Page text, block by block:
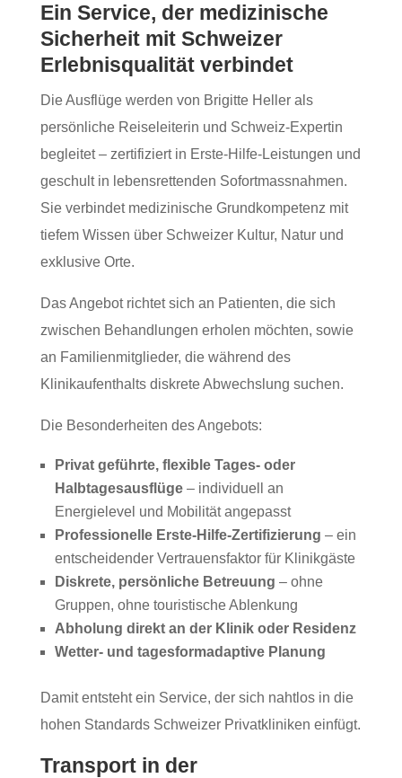
Ein Service, der medizinische
Sicherheit mit Schweizer
Erlebnisqualität verbindet
Die Ausflüge werden von Brigitte Heller als
persönliche Reiseleiterin und Schweiz-Expertin
begleitet – zertifiziert in Erste‑Hilfe‑Leistungen und
geschult in lebensrettenden Sofortmassnahmen.
Sie verbindet medizinische Grundkompetenz mit
tiefem Wissen über Schweizer Kultur, Natur und
exklusive Orte.
Das Angebot richtet sich an Patienten, die sich
zwischen Behandlungen erholen möchten, sowie
an Familienmitglieder, die während des
Klinikaufenthalts diskrete Abwechslung suchen.
Die Besonderheiten des Angebots:
Privat geführte, flexible Tages- oder
Halbtagesausflüge– individuell an
Energielevel und Mobilität angepasst
Professionelle Erste‑Hilfe‑Zertifizierung – ein
entscheidender Vertrauensfaktor für Klinikgäste
Diskrete, persönliche Betreuung – ohne
Gruppen, ohne touristische Ablenkung
Abholung direkt an der Klinik oder Residenz
Wetter‑ und tagesformadaptive Planung
Damit entsteht ein Service, der sich nahtlos in die
hohen Standards Schweizer Privatkliniken einfügt.
Transport in der